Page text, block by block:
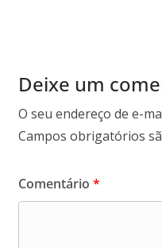
Deixe um
O seu endereço de e-
Campos obrigatórios
Comentário *